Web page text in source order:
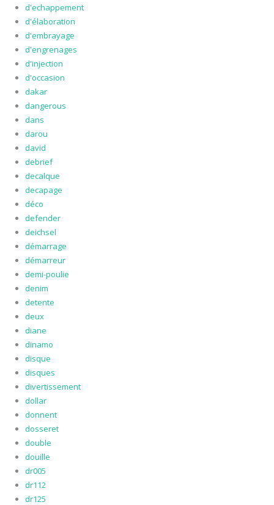
d'echappement
d'élaboration
d'embrayage
d'engrenages
d'injection
d'occasion
dakar
dangerous
dans
darou
david
debrief
decalque
decapage
déco
defender
deichsel
démarrage
démarreur
demi-poulie
denim
detente
deux
diane
dinamo
disque
disques
divertissement
dollar
donnent
dosseret
double
douille
dr005
dr112
dr125